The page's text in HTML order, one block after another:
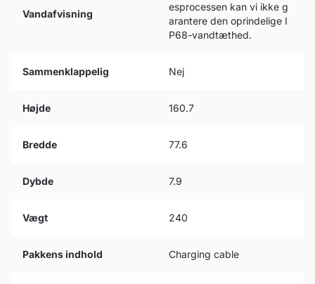
Vandafvisning
esprocessen kan vi ikke g
arantere den oprindelige I
P68-vandtæthed.
Sammenklappelig Nej
Højde 160.7
Bredde 77.6
Dybde 7.9
Vægt 240
Pakkens indhold Charging cable